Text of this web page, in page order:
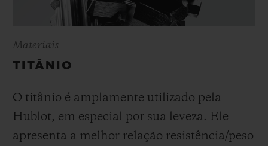
Materiais
TITÂNIO
O titânio é amplamente utilizado pela
Hublot, em especial por sua leveza. Ele
apresenta a melhor relação resistência/peso